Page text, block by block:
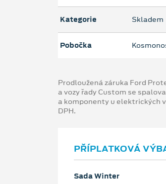
Kategorie Skladem
Pobočka
Prodloužená záruka Ford
a vozy řady Custom se
a komponenty u elektrických
DPH.
PŘÍPLATKOVÁ
Sada Winter